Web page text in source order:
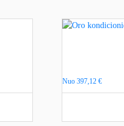
Nuo 397,12 €